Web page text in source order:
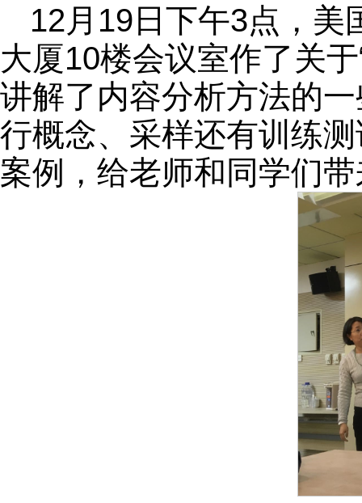
12月19日下午3点，美
大厦10楼会议室作了关
讲解了内容分析方法的
行概念、采样还有训练
案例，给老师和同学们